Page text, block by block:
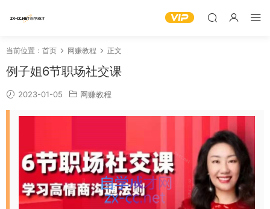
当前位置： 首页 网赚教程 正文
例子姐6节职场社交课
2023-01-05 网赚教程